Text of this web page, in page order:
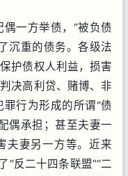
一方举债，“被负债
沉重的债务。各级法
护债权人利益，损害
决高利贷、赌博、非
行为形成的所谓“债
偶承担；甚至夫妻一
夫妻另一方等。近来
“反二十四条联盟”“二